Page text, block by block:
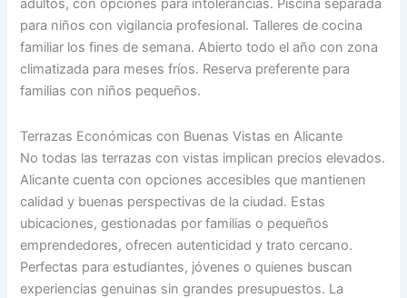
adultos, con opciones para intolerancias. Piscina separada
para niños con vigilancia profesional. Talleres de cocina
familiar los fines de semana. Abierto todo el año con zona
climatizada para meses fríos. Reserva preferente para
familias con niños pequeños.
Terrazas Económicas con Buenas Vistas en Alicante
No todas las terrazas con vistas implican precios elevados.
Alicante cuenta con opciones accesibles que mantienen
calidad y buenas perspectivas de la ciudad. Estas
ubicaciones, gestionadas por familias o pequeños
emprendedores, ofrecen autenticidad y trato cercano.
Perfectas para estudiantes, jóvenes o quienes buscan
experiencias genuinas sin grandes presupuestos. La